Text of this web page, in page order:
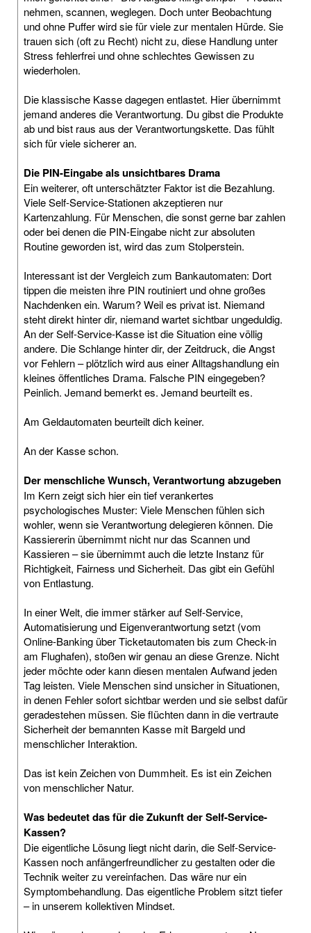
nehmen, scannen, weglegen. Doch unter Beobachtung
und ohne Puffer wird sie für viele zur mentalen Hürde. Sie
trauen sich (oft zu Recht) nicht zu, diese Handlung unter
Stress fehlerfrei und ohne schlechtes Gewissen zu
wiederholen.
Die klassische Kasse dagegen entlastet. Hier übernimmt
jemand anderes die Verantwortung. Du gibst die Produkte
ab und bist raus aus der Verantwortungskette. Das fühlt
sich für viele sicherer an.
Die PIN-Eingabe als unsichtbares Drama
Ein weiterer, oft unterschätzter Faktor ist die Bezahlung.
Viele Self-Service-Stationen akzeptieren nur
Kartenzahlung. Für Menschen, die sonst gerne bar zahlen
oder bei denen die PIN-Eingabe nicht zur absoluten
Routine geworden ist, wird das zum Stolperstein.
Interessant ist der Vergleich zum Bankautomaten: Dort
tippen die meisten ihre PIN routiniert und ohne großes
Nachdenken ein. Warum? Weil es privat ist. Niemand
steht direkt hinter dir, niemand wartet sichtbar ungeduldig.
An der Self-Service-Kasse ist die Situation eine völlig
andere. Die Schlange hinter dir, der Zeitdruck, die Angst
vor Fehlern – plötzlich wird aus einer Alltagshandlung ein
kleines öffentliches Drama. Falsche PIN eingegeben?
Peinlich. Jemand bemerkt es. Jemand beurteilt es.
Am Geldautomaten beurteilt dich keiner.
An der Kasse schon.
Der menschliche Wunsch, Verantwortung abzugeben
Im Kern zeigt sich hier ein tief verankertes
psychologisches Muster: Viele Menschen fühlen sich
wohler, wenn sie Verantwortung delegieren können. Die
Kassiererin übernimmt nicht nur das Scannen und
Kassieren – sie übernimmt auch die letzte Instanz für
Richtigkeit, Fairness und Sicherheit. Das gibt ein Gefühl
von Entlastung.
In einer Welt, die immer stärker auf Self-Service,
Automatisierung und Eigenverantwortung setzt (vom
Online-Banking über Ticketautomaten bis zum Check-in
am Flughafen), stoßen wir genau an diese Grenze. Nicht
jeder möchte oder kann diesen mentalen Aufwand jeden
Tag leisten. Viele Menschen sind unsicher in Situationen,
in denen Fehler sofort sichtbar werden und sie selbst dafür
geradestehen müssen. Sie flüchten dann in die vertraute
Sicherheit der bemannten Kasse mit Bargeld und
menschlicher Interaktion.
Das ist kein Zeichen von Dummheit. Es ist ein Zeichen
von menschlicher Natur.
Was bedeutet das für die Zukunft der Self-Service-
Kassen?
Die eigentliche Lösung liegt nicht darin, die Self-Service-
Kassen noch anfängerfreundlicher zu gestalten oder die
Technik weiter zu vereinfachen. Das wäre nur ein
Symptombehandlung. Das eigentliche Problem sitzt tiefer
– in unserem kollektiven Mindset.